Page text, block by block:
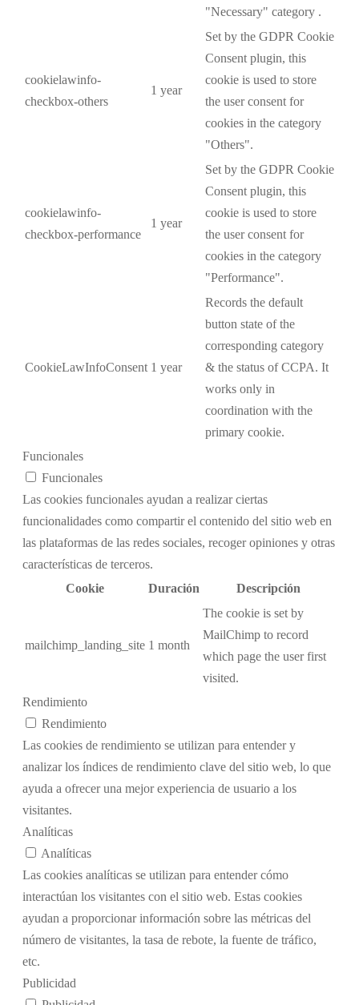
"Necessary" category .
cookielawinfo-
checkbox-others
1 year
Set by the GDPR Cookie
Consent plugin, this
cookie is used to store
the user consent for
cookies in the category
"Others".
cookielawinfo-
checkbox-performance
1 year
Set by the GDPR Cookie
Consent plugin, this
cookie is used to store
the user consent for
cookies in the category
"Performance".
CookieLawInfoConsent 1 year
Records the default
button state of the
corresponding category
& the status of CCPA. It
works only in
coordination with the
primary cookie.
Funcionales
Funcionales
Las cookies funcionales ayudan a realizar ciertas
funcionalidades como compartir el contenido del sitio web en
las plataformas de las redes sociales, recoger opiniones y otras
características de terceros.
Cookie
Duración Descripción
mailchimp_landing_site 1 month
The cookie is set by
MailChimp to record
which page the user first
visited.
Rendimiento
Rendimiento
Las cookies de rendimiento se utilizan para entender y
analizar los índices de rendimiento clave del sitio web, lo que
ayuda a ofrecer una mejor experiencia de usuario a los
visitantes.
Analíticas
Analíticas
Las cookies analíticas se utilizan para entender cómo
interactúan los visitantes con el sitio web. Estas cookies
ayudan a proporcionar información sobre las métricas del
número de visitantes, la tasa de rebote, la fuente de tráfico,
etc.
Publicidad